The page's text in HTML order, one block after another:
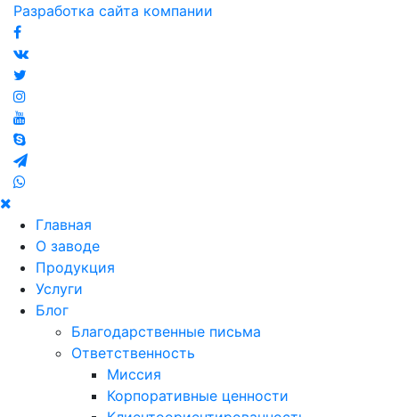
Разработка сайта компании
Главная
О заводе
Продукция
Услуги
Блог
Благодарственные письма
Ответственность
Миссия
Корпоративные ценности